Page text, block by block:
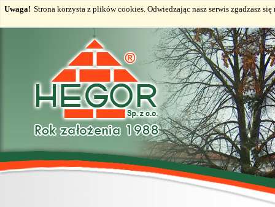
Uwaga! Strona korzysta z plików cookies. Odwiedzając nasz serwis zgadzasz